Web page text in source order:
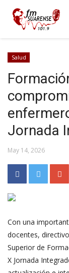
Salud
Jornada
May 14, 2026
Con una
docentes,
Superior de
X Jornada